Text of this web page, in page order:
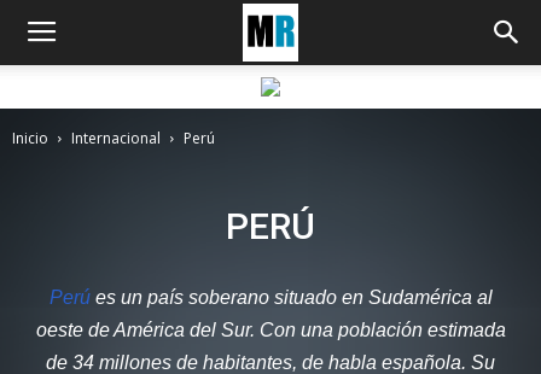
Inicio Internacional Perú
PERÚ
Perúes un país soberano situado en Sudamérica al
oeste de América del Sur. Con una población estimada
de 34 millones de habitantes, de habla española. Su